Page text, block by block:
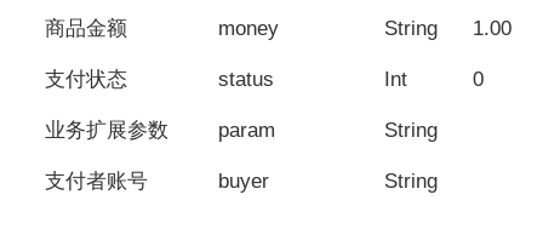
商品金额 money String 1.00
支付状态 status Int 0
业务扩展参数 param String
支付者账号 buyer String